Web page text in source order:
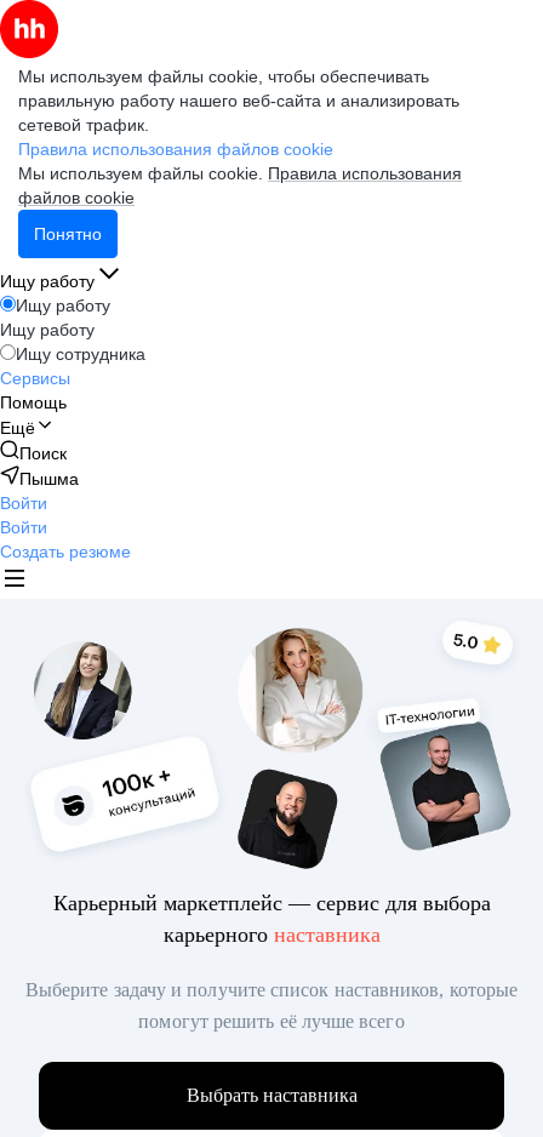
Мы используем файлы cookie, чтобы обеспечивать
правильную работу нашего веб-сайта и анализировать
сетевой трафик.
Правила использования файлов cookie
Мы используем файлы cookie. Правила использования
файлов cookie
Понятно
Ищу работу
Ищу работу
Ищу работу
Ищу сотрудника
Сервисы
Помощь
Ещё
Поиск
Пышма
Войти
Войти
Создать резюме
Карьерный маркетплейс — сервис для выбора
карьерного наставника
Выберите задачу и получите список наставников, которые
помогут решить её лучше всего
Выбрать наставника